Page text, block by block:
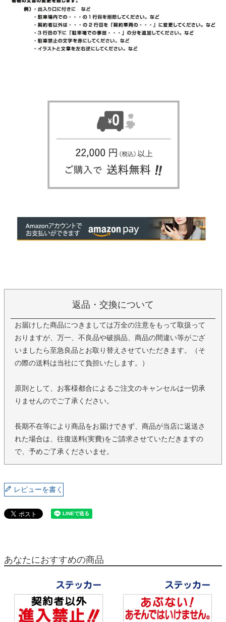
返品・交換について
お届けした商品につきましては万全の注意をもって取扱って
おりますが、万一、不良品や破損品、商品の間違い等がござ
いましたら至急良品とお取り替えさせていただきます。（そ
の際の送料は当社にて負担いたします。）
原則として、お客様都合によるご注文のキャンセルは一切承
りませんのでご了承ください。
長期不在等により商品をお届けできず、商品が当店に返送さ
れた場合は、往復送料(実費)をご請求させていただきますの
で、予めご了承くださいませ。
レビューを書く
あなたにおすすめの商品